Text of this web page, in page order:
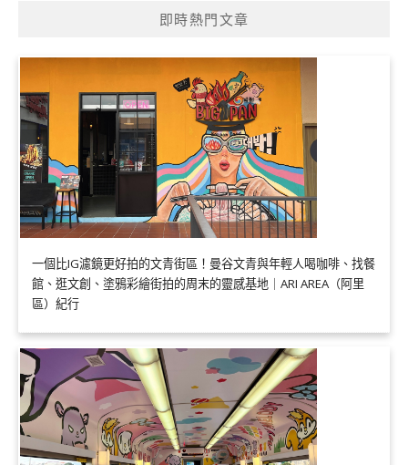
即時熱門文章
一個比IG濾鏡更好拍的文青街區！曼谷文青與年輕人喝咖啡、找餐
館、逛文創、塗鴉彩繪街拍的周末的靈感基地｜ARI AREA（阿里
區）紀行